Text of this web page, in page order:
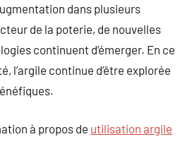
dans plusieurs
de la poterie, de nouvelles
continuent d’émerger. En ce
l’argile continue d’être explorée
à propos de utilisation argile